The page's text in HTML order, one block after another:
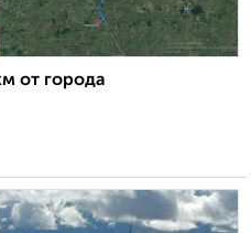
от города